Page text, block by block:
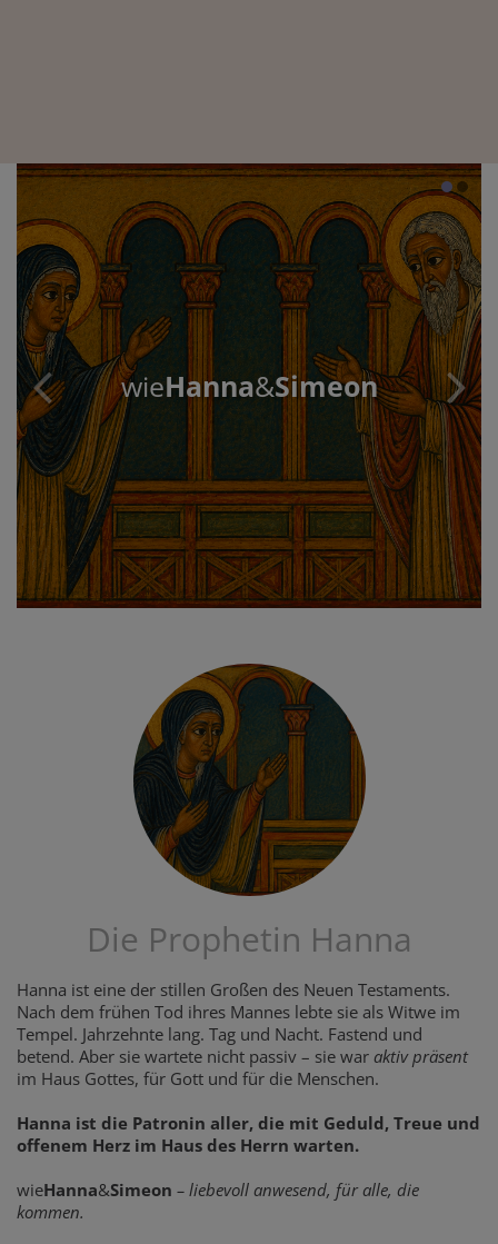
wieHanna&Simeon
Die Prophetin Hanna
Hanna ist eine der stillen Großen des Neuen Testaments.
Nach dem frühen Tod ihres Mannes lebte sie als Witwe im
Tempel. Jahrzehnte lang. Tag und Nacht. Fastend und
betend. Aber sie wartete nicht passiv – sie war aktiv präsent
im Haus Gottes, für Gott und für die Menschen.
Hanna ist die Patronin aller, die mit Geduld, Treue und
offenem Herz im Haus des Herrn warten.
wieHanna&Simeon – liebevoll anwesend, für alle, die
kommen.